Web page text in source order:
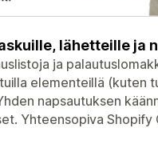
lähetteille ja
ja
elementeillä
napsautuksen
Yhteensopiva Shopify